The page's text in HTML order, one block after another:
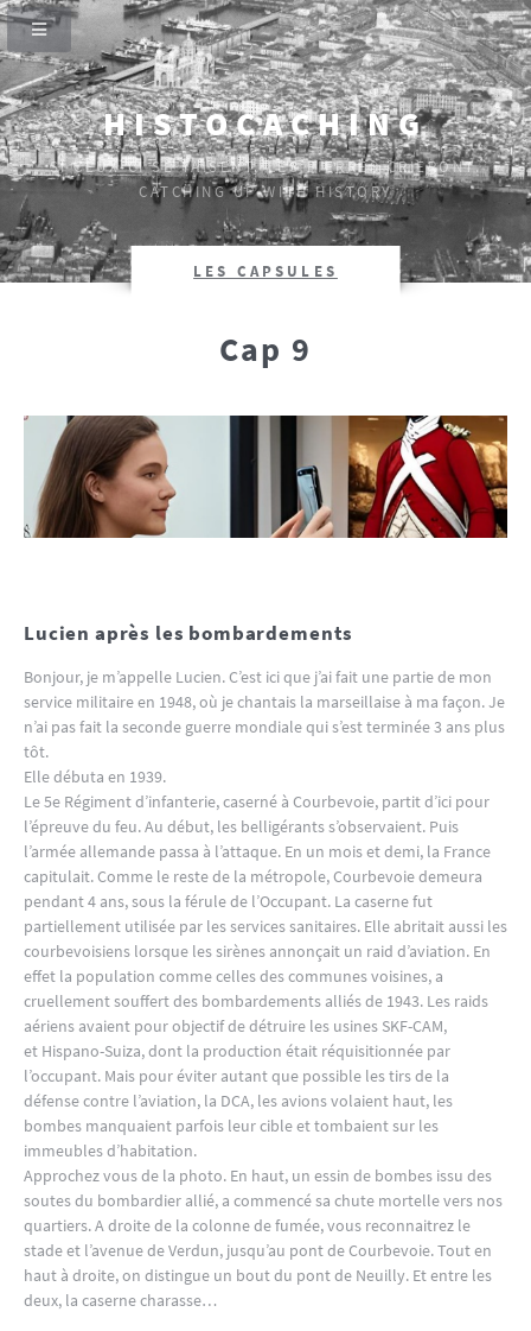
HISTOCACHING
SI CEUX-CI SE TAISENT, LES PIERRES CRIERONT.
CATCHING UP WITH HISTORY
LES CAPSULES
Cap 9
Lucien après les bombardements
Bonjour, je m’appelle Lucien. C’est ici que j’ai fait une partie de mon
service militaire en 1948, où je chantais la marseillaise à ma façon. Je
n’ai pas fait la seconde guerre mondiale qui s’est terminée 3 ans plus
tôt.
Elle débuta en 1939.
Le 5e Régiment d’infanterie, caserné à Courbevoie, partit d’ici pour
l’épreuve du feu. Au début, les belligérants s’observaient. Puis
l’armée allemande passa à l’attaque. En un mois et demi, la France
capitulait. Comme le reste de la métropole, Courbevoie demeura
pendant 4 ans, sous la férule de l’Occupant. La caserne fut
partiellement utilisée par les services sanitaires. Elle abritait aussi les
courbevoisiens lorsque les sirènes annonçait un raid d’aviation. En
effet la population comme celles des communes voisines, a
cruellement souffert des bombardements alliés de 1943. Les raids
aériens avaient pour objectif de détruire les usines SKF-CAM,
et Hispano-Suiza, dont la production était réquisitionnée par
l’occupant. Mais pour éviter autant que possible les tirs de la
défense contre l’aviation, la DCA, les avions volaient haut, les
bombes manquaient parfois leur cible et tombaient sur les
immeubles d’habitation.
Approchez vous de la photo. En haut, un essin de bombes issu des
soutes du bombardier allié, a commencé sa chute mortelle vers nos
quartiers. A droite de la colonne de fumée, vous reconnaitrez le
stade et l’avenue de Verdun, jusqu’au pont de Courbevoie. Tout en
haut à droite, on distingue un bout du pont de Neuilly. Et entre les
deux, la caserne charasse…